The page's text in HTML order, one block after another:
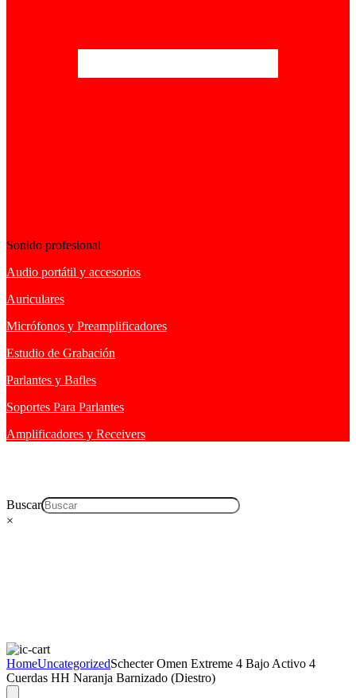
Sonido profesional
Audio portátil y accesorios
Auriculares
Micrófonos y Preamplificadores
Estudio de Grabación
Parlantes y Bafles
Soportes Para Parlantes
Amplificadores y Receivers
Buscar
×
HomeUncategorizedSchecter Omen Extreme 4 Bajo Activo 4
Cuerdas HH Naranja Barnizado (Diestro)